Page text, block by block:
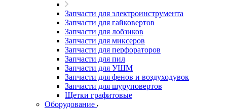
Запчасти для электроинструмента
Запчасти для гайковертов
Запчасти для лобзиков
Запчасти для миксеров
Запчасти для перфораторов
Запчасти для пил
Запчасти для УШМ
Запчасти для фенов и воздуходувок
Запчасти для шуруповертов
Щетки графитовые
Оборудование